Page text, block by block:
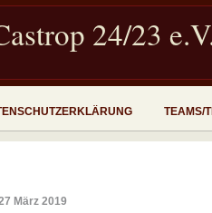
24/23
TEAMS/
März 2019